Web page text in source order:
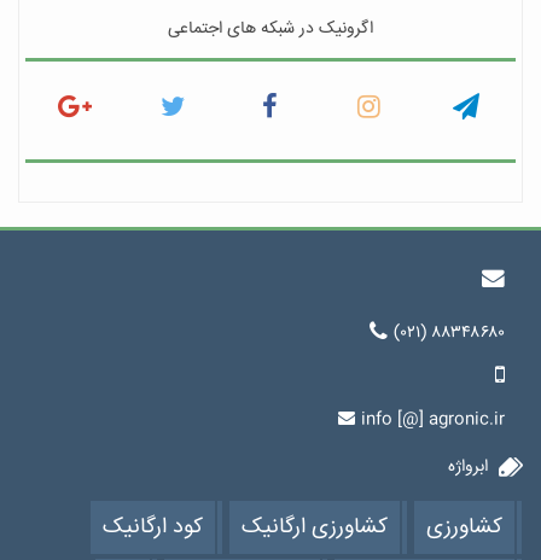
اگرونیک در شبکه های اجتماعی
(۰۲۱) ۸۸۳۴۸۶۸۰
info [@] agronic.ir
ابرواژه
کشاورزی کشاورزی ارگانیک کود ارگانیک